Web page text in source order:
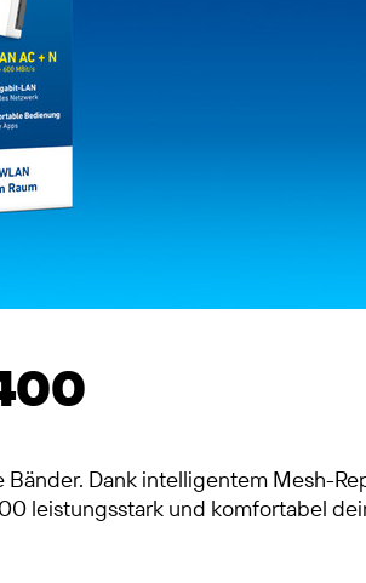
Bänder. Dank intelligentem Mesh-
leistungsstark und komfortabel